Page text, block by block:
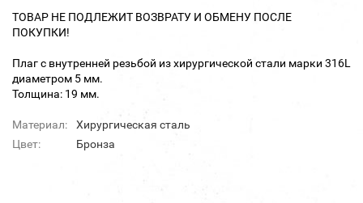
ТОВАР НЕ ПОДЛЕЖИТ ВОЗВРАТУ И ОБМЕНУ ПОСЛЕ
ПОКУПКИ!
Плаг с внутренней резьбой из хирургической стали марки 316L
диаметром 5 мм.
Толщина: 19 мм.
Материал:
Хирургическая сталь
Цвет:
Бронза